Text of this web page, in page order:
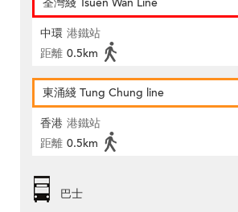
荃灣綫 Tsuen Wan Line
中環 港鐵站
距離 0.5km
東涌綫 Tung Chung line
香港 港鐵站
距離 0.5km
巴士